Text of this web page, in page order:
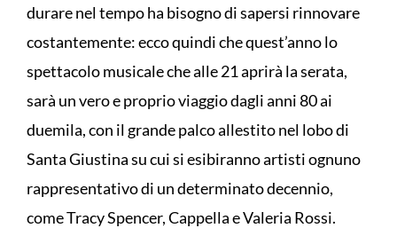
durare nel tempo ha bisogno di sapersi rinnovare
costantemente: ecco quindi che quest’anno lo
spettacolo musicale che alle 21 aprirà la serata,
sarà un vero e proprio viaggio dagli anni 80 ai
duemila, con il grande palco allestito nel lobo di
Santa Giustina su cui si esibiranno artisti ognuno
rappresentativo di un determinato decennio,
come Tracy Spencer, Cappella e Valeria Rossi.